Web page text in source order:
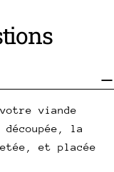
viande
la
et placée